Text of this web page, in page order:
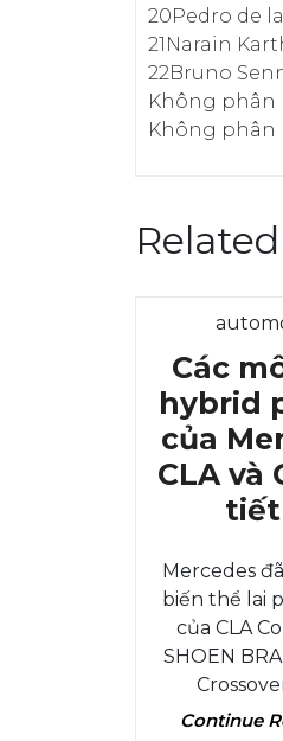
20Pedro de
21Narain
22Bruno
Không phân
Không phân
Các
hybrid
của
CLA và
Mercedes
biến thể lai
của CLA
SHOEN
Continue